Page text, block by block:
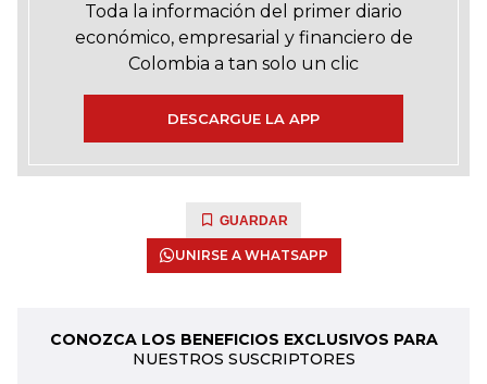
Toda la información del primer diario
económico, empresarial y financiero de
Colombia a tan solo un clic
DESCARGUE LA APP
GUARDAR
UNIRSE A WHATSAPP
CONOZCA LOS BENEFICIOS EXCLUSIVOS PARA
NUESTROS SUSCRIPTORES